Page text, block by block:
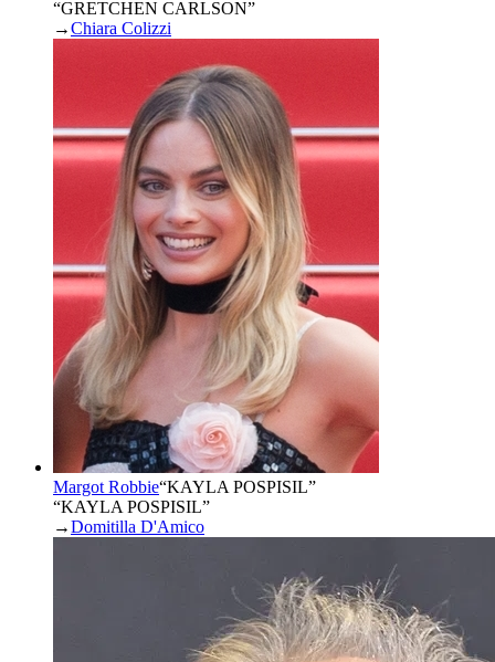
“GRETCHEN CARLSON”
→Chiara Colizzi
Margot Robbie“KAYLA POSPISIL”
“KAYLA POSPISIL”
→Domitilla D'Amico